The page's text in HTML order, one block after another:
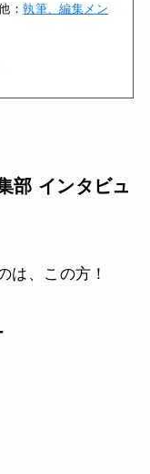
：執筆、編集メン
部 インタビュ
は、この方！